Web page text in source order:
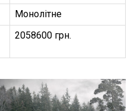
Монолітне
2058600 грн.